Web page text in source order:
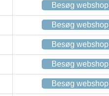
Besøg webshop
Besøg webshop
Besøg webshop
Besøg webshop
Besøg webshop